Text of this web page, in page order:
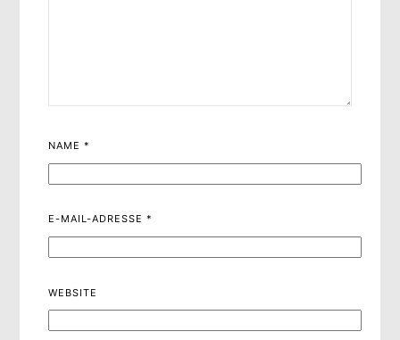
NAME*
E-MAIL-ADRESSE*
WEBSITE